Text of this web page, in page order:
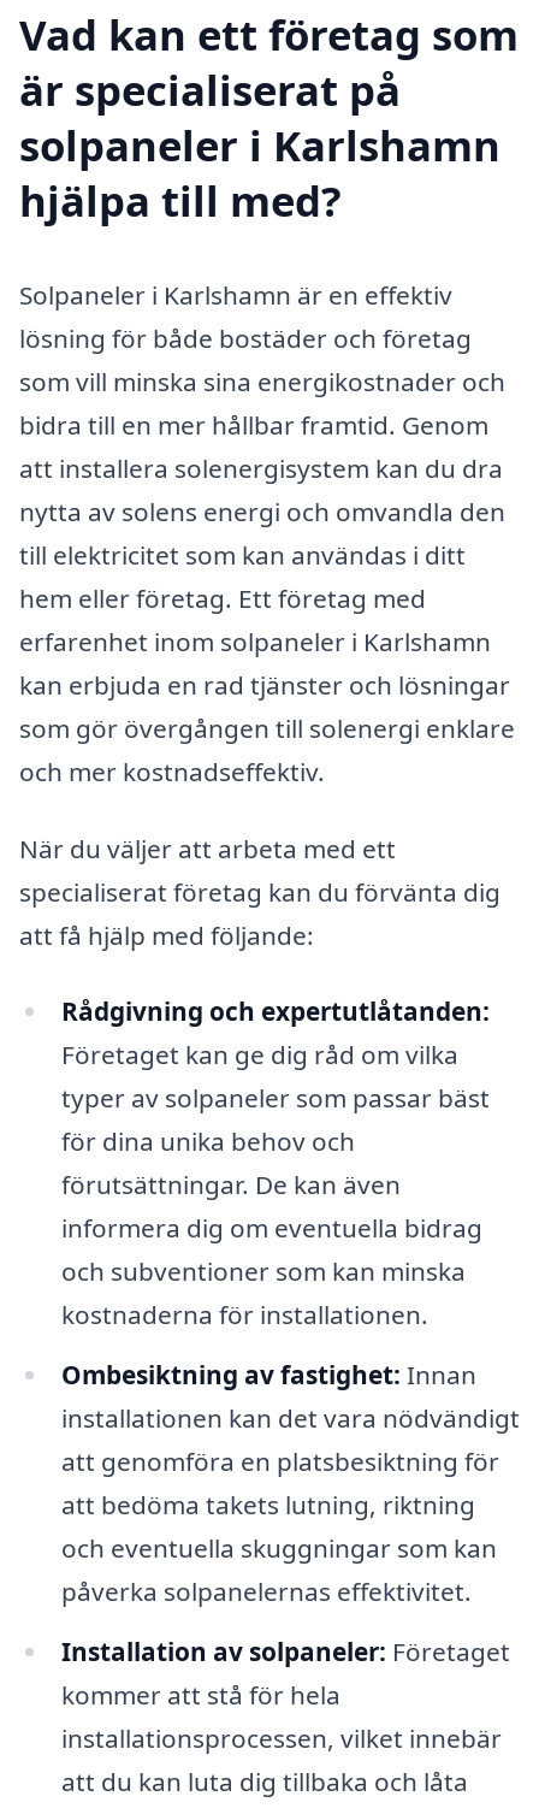
Vad kan ett företag som
är specialiserat på
solpaneler i Karlshamn
hjälpa till med?
Solpaneler i Karlshamn är en effektiv
lösning för både bostäder och företag
som vill minska sina energikostnader och
bidra till en mer hållbar framtid. Genom
att installera solenergisystem kan du dra
nytta av solens energi och omvandla den
till elektricitet som kan användas i ditt
hem eller företag. Ett företag med
erfarenhet inom solpaneler i Karlshamn
kan erbjuda en rad tjänster och lösningar
som gör övergången till solenergi enklare
och mer kostnadseffektiv.
När du väljer att arbeta med ett
specialiserat företag kan du förvänta dig
att få hjälp med följande:
Rådgivning och expertutlåtanden:
Företaget kan ge dig råd om vilka
typer av solpaneler som passar bäst
för dina unika behov och
förutsättningar. De kan även
informera dig om eventuella bidrag
och subventioner som kan minska
kostnaderna för installationen.
Ombesiktning av fastighet: Innan
installationen kan det vara nödvändigt
att genomföra en platsbesiktning för
att bedöma takets lutning, riktning
och eventuella skuggningar som kan
påverka solpanelernas effektivitet.
Installation av solpaneler: Företaget
kommer att stå för hela
installationsprocessen, vilket innebär
att du kan luta dig tillbaka och låta